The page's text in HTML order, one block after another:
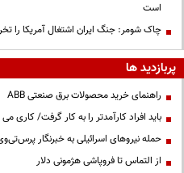
است
چاک شومر: جنگ ایران اشتغال آمریکا را
پربازدید ها
راهنمای خرید محصولات برق صنعتی ABB
باید افراد کارآمدتر را به کار گرفت/
حمله نیروهای اسرائیلی به خبرنگار
از التماس تا فروپاشی هژمونی دلار